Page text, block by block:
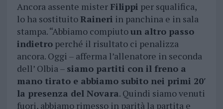
Ancora assente mister Filippi per squalifica,
lo ha sostituitoRaineri in panchina e in sala
stampa. “Abbiamo compiutoun altro passo
indietroperché il risultato ci penalizza
ancora. Oggi – afferma l’allenatore in seconda
dell’ Olbia – siamo partiti con il freno a
mano tirato e abbiamo subito nei primi 20′
la presenza del Novara. Quindi siamo venuti
fuori, abbiamo rimesso in parità la partita e